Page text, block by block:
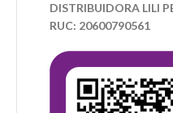
DISTRIBUIDORA LILI
RUC: 20600790561